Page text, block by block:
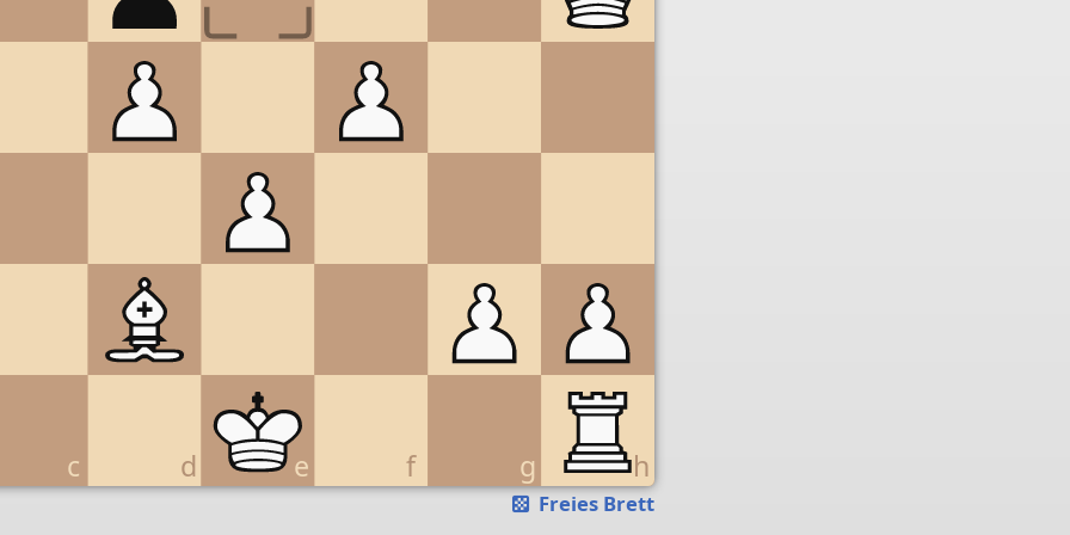
c d e f g h
Freies Brett